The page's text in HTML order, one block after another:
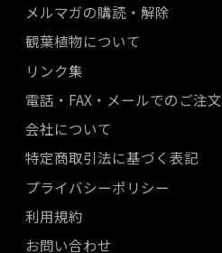
メルマガの購読・解除
観葉植物について
リンク集
電話・FAX・メールでのご注文
会社について
特定商取引法に基づく表記
プライバシーポリシー
利用規約
お問い合わせ